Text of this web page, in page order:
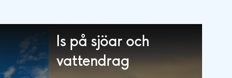
Is på sjöar och
vattendrag